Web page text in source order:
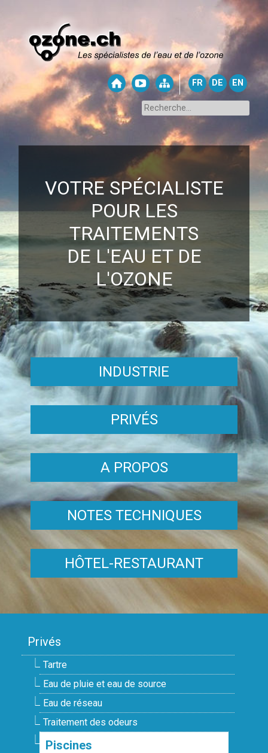
FR DE EN
VOTRE SPÉCIALISTE
POUR LES
TRAITEMENTS
DE L'EAU ET DE
L'OZONE
INDUSTRIE
PRIVÉS
A PROPOS
NOTES TECHNIQUES
HÔTEL-RESTAURANT
Privés
Tartre
Eau de pluie et eau de source
Eau de réseau
Traitement des odeurs
Piscines